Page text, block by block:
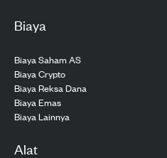
Biaya
Biaya Saham AS
Biaya Crypto
Biaya Reksa Dana
Biaya Emas
Biaya Lainnya
Alat